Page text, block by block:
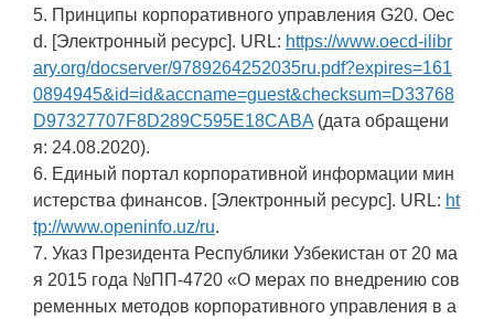
5. Принципы корпоративного управления G20. Oec
d. [Электронный ресурс]. URL: https://www.oecd-ilibr
ary.org/docserver/9789264252035ru.pdf?expires=161
0894945&id=id&accname=guest&checksum=D33768
D97327707F8D289C595E18CABA (дата обращени
я: 24.08.2020).
6. Единый портал корпоративной информации мин
истерства финансов. [Электронный ресурс]. URL: ht
tp://www.openinfo.uz/ru.
7. Указ Президента Республики Узбекистан от 20 ма
я 2015 года №ПП-4720 «О мерах по внедрению сов
ременных методов корпоративного управления в а